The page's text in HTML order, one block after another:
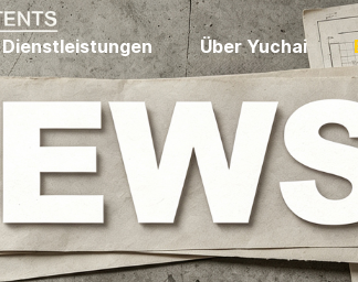
Dienstleistungen Über Yuchai